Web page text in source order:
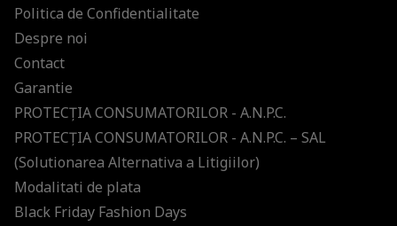
Politica de Confidentialitate
Despre noi
Contact
Garantie
PROTECŢIA CONSUMATORILOR - A.N.P.C.
PROTECŢIA CONSUMATORILOR - A.N.P.C. – SAL
(Solutionarea Alternativa a Litigiilor)
Modalitati de plata
Black Friday Fashion Days